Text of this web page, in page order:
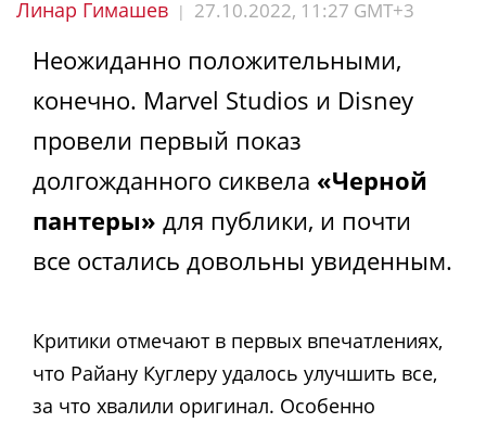
Линар Гимашев | 27.10.2022, 11:27 GMT+3
Неожиданно положительными,
конечно. Marvel Studios и Disney
провели первый показ
долгожданного сиквела «Черной
пантеры» для публики, и почти
все остались довольны увиденным.
Критики отмечают в первых впечатлениях,
что Райану Куглеру удалось улучшить все,
за что хвалили оригинал. Особенно